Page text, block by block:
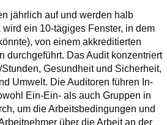
jährlich auf und werden halb
ein 10-tägiges Fenster, in dem
von einem akkreditierten
durchgeführt. Das Audit konzentriert
Gesundheit und Sicherheit,
Umwelt. Die Auditoren führen In-
Ein-Ein- als auch Gruppen in
um die Arbeitsbedingungen und
über die Arbeit an der